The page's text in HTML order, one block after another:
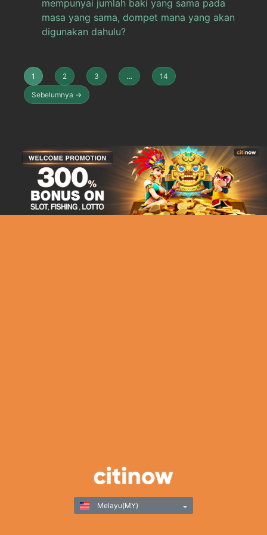
mempunyai jumlah baki yang sama pada
masa yang sama, dompet mana yang akan
digunakan dahulu?
1 2 3 … 14
Sebelumnya →
Melayu(MY)